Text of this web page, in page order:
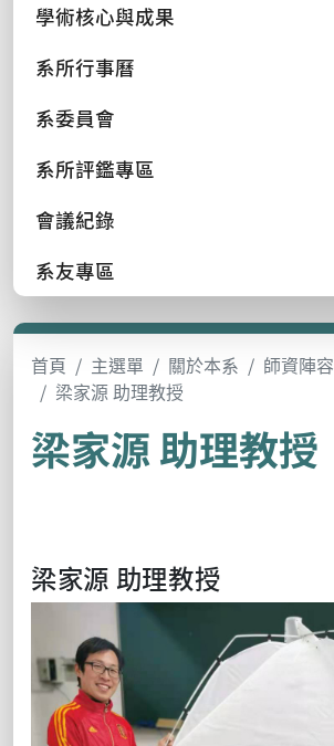
學術核心與成果
系所行事曆
系委員會
系所評鑑專區
會議紀錄
系友專區
首頁 主選單 關於本系 師資陣容
梁家源 助理教授
梁家源 助理教授
梁家源 助理教授